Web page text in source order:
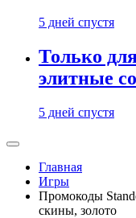
5 дней спустя
Только
элитные
5 дней спустя
Главная
Игры
Промокоды
скины, золото